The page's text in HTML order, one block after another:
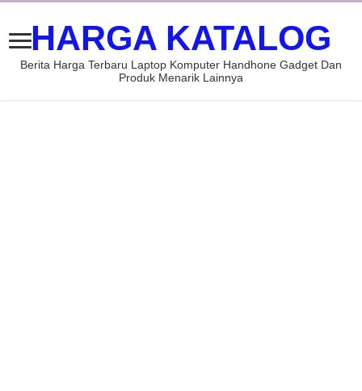
HARGA KATALOG
Berita Harga Terbaru Laptop Komputer Handhone Gadget Dan
Produk Menarik Lainnya